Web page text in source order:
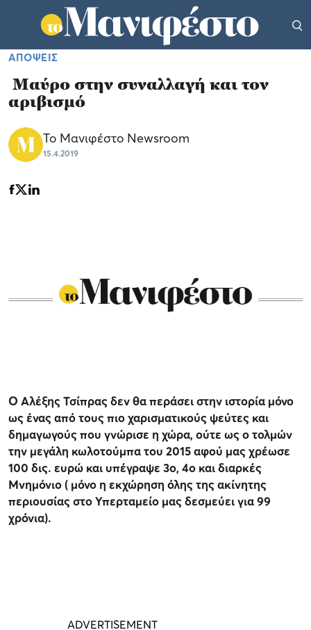
ΑΠΟΨΕΙΣ
Μαύρο στην συναλλαγή και τον
αριβισμό
Το Μανιφέστο Newsroom
15.4.2019
Ο Αλέξης Τσίπρας δεν θα περάσει στην ιστορία μόνο
ως ένας από τους πιο χαρισματικούς ψεύτες και
δημαγωγούς που γνώρισε η χώρα, ούτε ως ο τολμών
την μεγάλη κωλοτούμπα του 2015 αφού μας χρέωσε
100 δις. ευρώ και υπέγραψε 3ο, 4ο και διαρκές
Μνημόνιο ( μόνο η εκχώρηση όλης της ακίνητης
περιουσίας στο Υπερταμείο μας δεσμεύει για 99
χρόνια).